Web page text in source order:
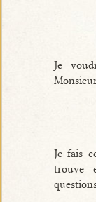
Je
Je fais
trouve